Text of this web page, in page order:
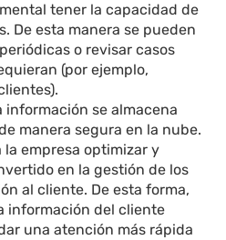
tener la capacidad de
De esta manera se pueden
o revisar casos
(por ejemplo,
información se almacena
manera segura en la nube.
la empresa optimizar y
en la gestión de los
al cliente. De esta forma,
información del cliente
una atención más rápida